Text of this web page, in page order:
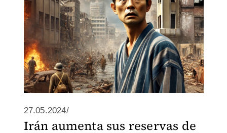
27.05.2024/
Irán aumenta sus reservas de